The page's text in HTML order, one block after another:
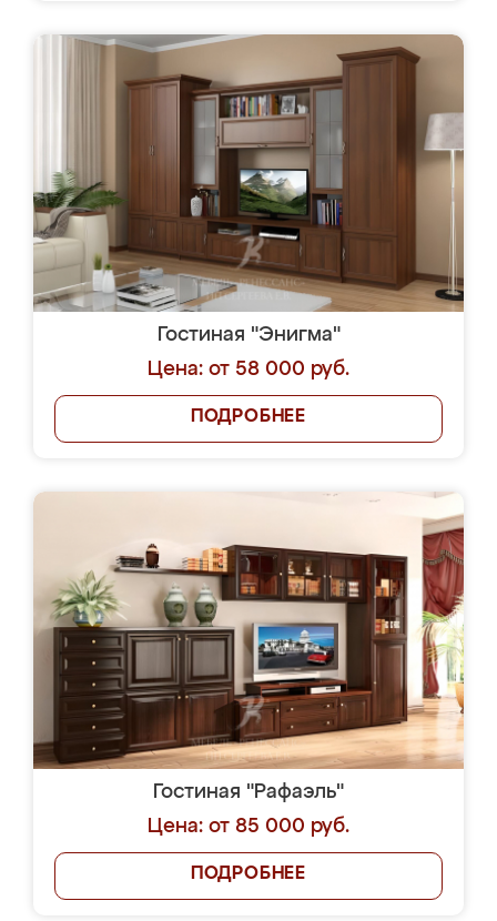
Гостиная "Энигма"
Цена: от 58 000 руб.
ПОДРОБНЕЕ
Гостиная "Рафаэль"
Цена: от 85 000 руб.
ПОДРОБНЕЕ